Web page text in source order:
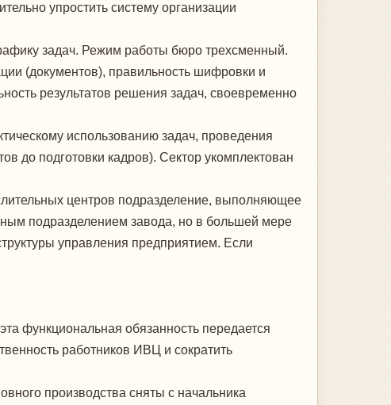
упростить систему орга­низации
задач. Режим работы бюро трехсменный.
(документов), правиль­ность шифровки и
результатов решения задач, своевременно
использованию задач, проведения
до подготовки кадров). Сектор укомплектован
центров подразделение, выполняющее
подразделением за­вода, но в большей мере
управления предприятием. Если
функциональная обязанность пере­дается
работников ИВЦ и сократить
производства сняты с на­чальника